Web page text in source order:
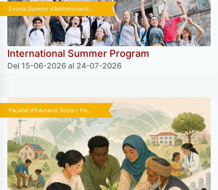
Escola Superior d'Administració ...
International Summer Program
Del 15-06-2026 al 24-07-2026
Facultat d'Educació Social i Tre...